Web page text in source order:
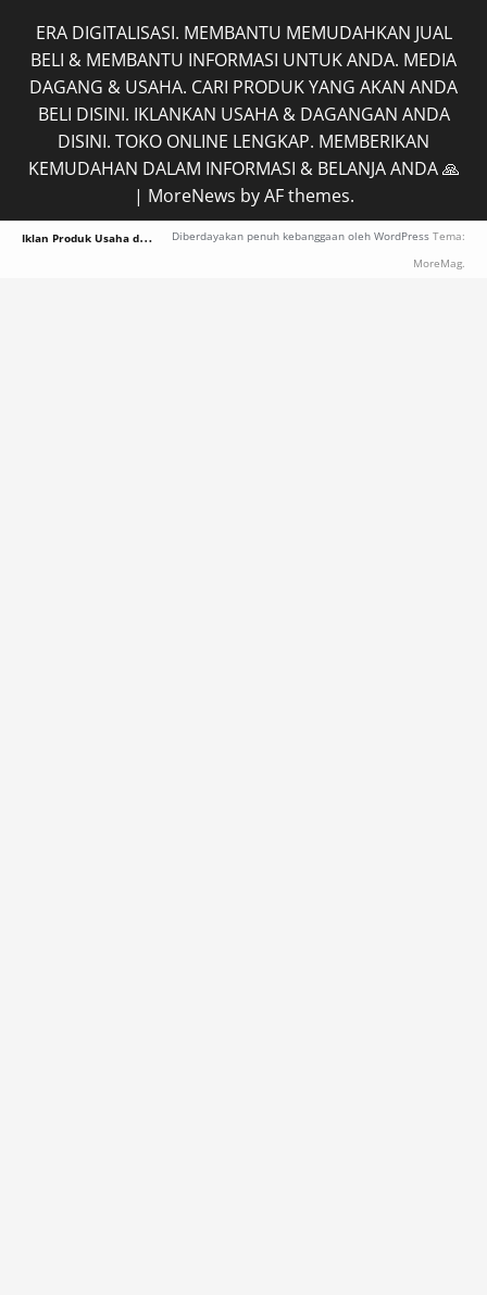
ERA DIGITALISASI. MEMBANTU MEMUDAHKAN JUAL
BELI & MEMBANTU INFORMASI UNTUK ANDA. MEDIA
DAGANG & USAHA. CARI PRODUK YANG AKAN ANDA
BELI DISINI. IKLANKAN USAHA & DAGANGAN ANDA
DISINI. TOKO ONLINE LENGKAP. MEMBERIKAN
KEMUDAHAN DALAM INFORMASI & BELANJA ANDA 🙏
| MoreNews by AF themes.
I
klan Produk Usaha dan Dagangan Indonesia Terlengkap Diberdayakan penuh kebanggaan oleh WordPress Tema:
MoreMag.